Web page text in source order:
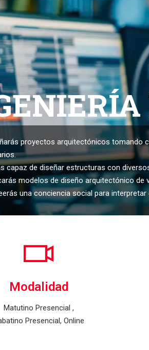
proyectos arquitectónicos tomando
capaz de diseñar estructuras con
modelos de diseño arquitectónico de
una conciencia social para
Modalidad
Matutino Presencial ,
Presencial, Online